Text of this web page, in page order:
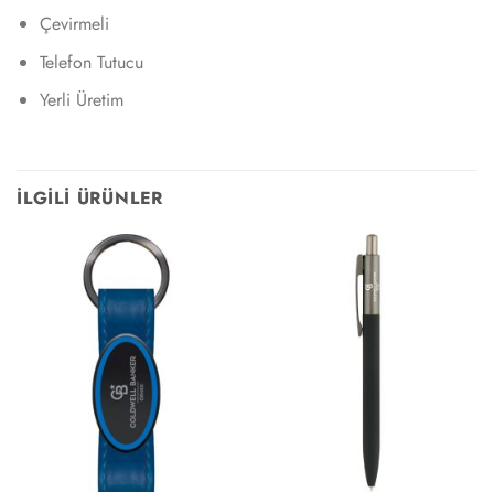
Çevirmeli
Telefon Tutucu
Yerli Üretim
İLGILI ÜRÜNLER